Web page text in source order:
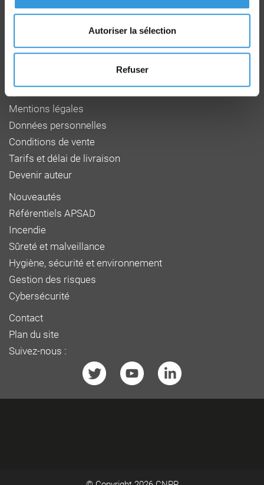
Autoriser la sélection
Refuser
F 27950 SAINT MARCEL
Tél : 02 32 53 64 34
Mentions légales
Données personnelles
Conditions de vente
Tarifs et délai de livraison
Devenir auteur
Nouveautés
Référentiels APSAD
Incendie
Sûreté et malveillance
Hygiène, sécurité et environnement
Gestion des risques
Cybersécurité
Contact
Plan du site
Suivez-nous :